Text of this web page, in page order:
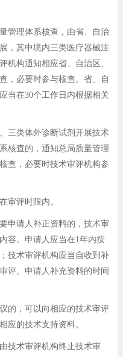
管理体系核查，由省、自治
，其中境内三类医疗器械注
机构通知相应省、自治区、
，必要时参与核查。省、自
当在30个工作日内根据相关
类体外诊断试剂开展技术
核查的，通知总局质量管理
查，必要时技术审评机构参
评时限内。
请人补正资料的，技术审
容。申请人应当在1年内按
技术审评机构应当自收到补
评。申请人补充资料的时间
，可以向相应的技术审评
应的技术支持资料。
术审评机构终止技术审